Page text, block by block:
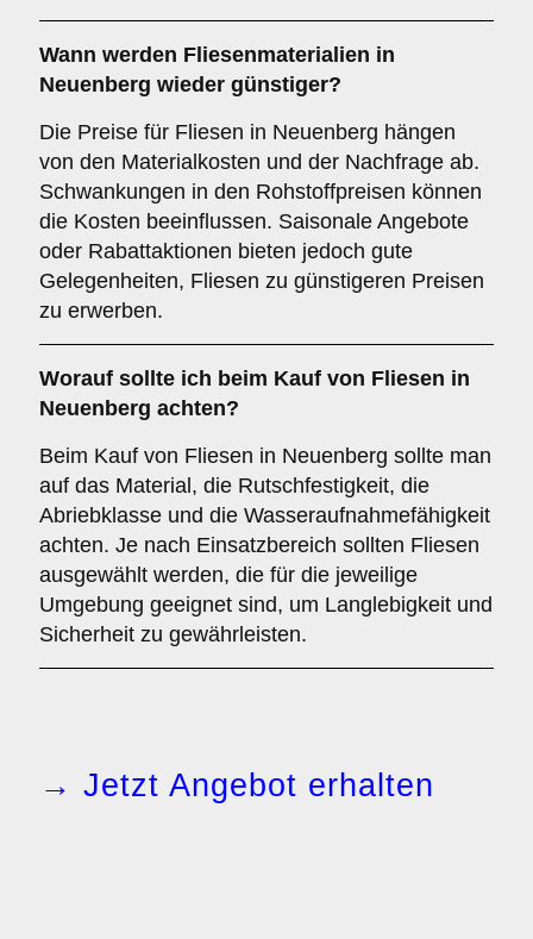
Wann werden Fliesenmaterialien in
Neuenberg wieder günstiger?
Die Preise für Fliesen in Neuenberg hängen
von den Materialkosten und der Nachfrage ab.
Schwankungen in den Rohstoffpreisen können
die Kosten beeinflussen. Saisonale Angebote
oder Rabattaktionen bieten jedoch gute
Gelegenheiten, Fliesen zu günstigeren Preisen
zu erwerben.
Worauf sollte ich beim Kauf von Fliesen in
Neuenberg achten?
Beim Kauf von Fliesen in Neuenberg sollte man
auf das Material, die Rutschfestigkeit, die
Abriebklasse und die Wasseraufnahmefähigkeit
achten. Je nach Einsatzbereich sollten Fliesen
ausgewählt werden, die für die jeweilige
Umgebung geeignet sind, um Langlebigkeit und
Sicherheit zu gewährleisten.
→ Jetzt Angebot erhalten